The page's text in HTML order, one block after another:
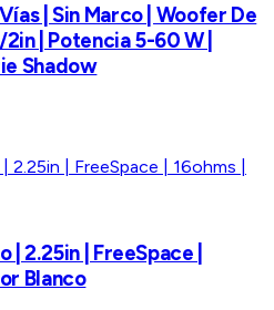
| Sin Marco | Woofer De
| Potencia 5-60 W |
Shadow
2.25in | FreeSpace |
Blanco